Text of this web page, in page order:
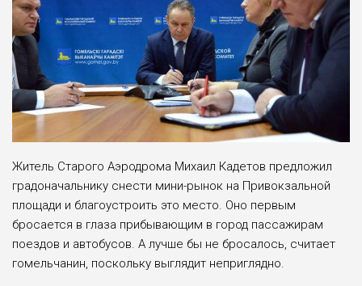
Житель Старого Аэродрома Ми­хаил Кадетов предложил
гра­доначальнику снести мини-рынок на Привокзальной
пло­щади и благоустроить это ме­сто. Оно первым
бросается в глаза прибывающим в город пассажирам
поездов и автобу­сов. А лучше бы не бросалось, считает
гомельчанин, посколь­ку выглядит неприглядно.